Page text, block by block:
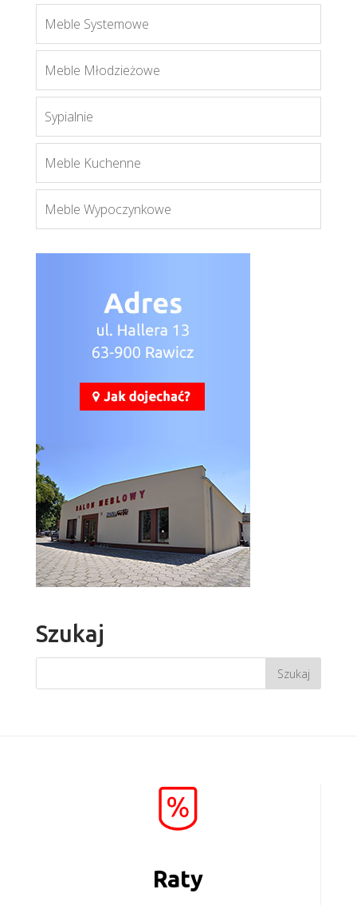
Więcej
Meble Systemowe
Meble Młodzieżowe
Sypialnie
Meble Kuchenne
Meble Wypoczynkowe
Szukaj
Raty